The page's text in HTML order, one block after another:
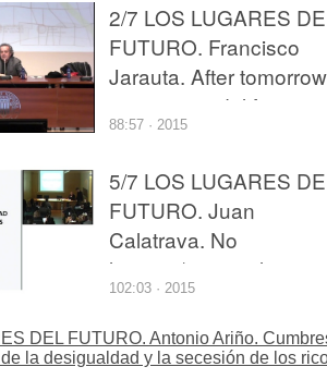
2/7 LOS LUGARES
FUTURO. Francisco
Jarauta. After
escenarios del futuro.
88:57 · 2015
5/7 LOS LUGARES
FUTURO. Juan
Calatrava. No
lugares/nuevos
la ciudad de los
eventos culturales.
102:03 · 2015